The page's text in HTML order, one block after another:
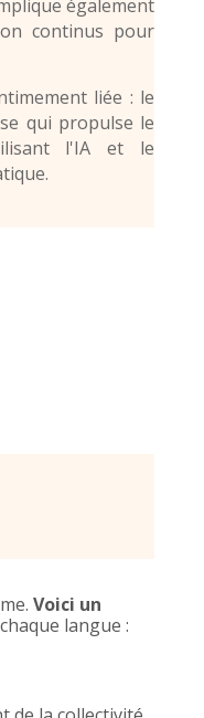
également
continus pour
liée : le
qui propulse le
l'IA et le
.
Voici un
langue :